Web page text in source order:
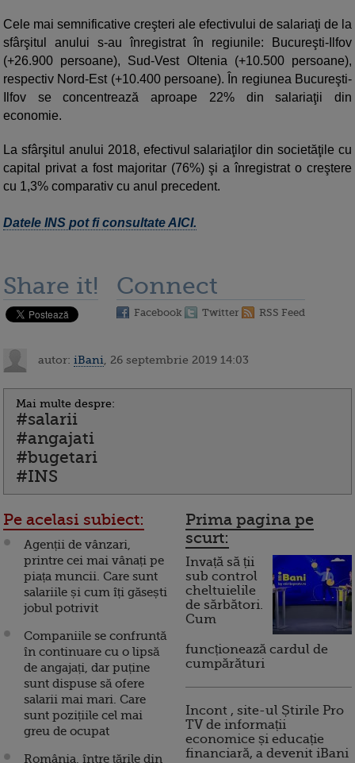
Cele mai semnificative creşteri ale efectivului de salariaţi de la
sfârşitul anului s-au înregistrat în regiunile: Bucureşti-Ilfov
(+26.900 persoane), Sud-Vest Oltenia (+10.500 persoane),
respectiv Nord-Est (+10.400 persoane). În regiunea Bucureşti-
Ilfov se concentrează aproape 22% din salariaţii din
economie.
La sfârşitul anului 2018, efectivul salariaţilor din societăţile cu
capital privat a fost majoritar (76%) şi a înregistrat o creştere
cu 1,3% comparativ cu anul precedent.
Datele INS pot fi consultate AICI.
Share it! Connect
Facebook Twitter RSS Feed
autor: iBani , 26 septembrie 2019 14:03
Mai multe despre:
#salarii
#angajati
#bugetari
#INS
Pe acelasi subiect:
Agenții de vânzari,
printre cei mai vânați pe
piața muncii. Care sunt
salariile și cum îți găsești
jobul potrivit
Companiile se confruntă
în continuare cu o lipsă
de angajați, dar puține
sunt dispuse să ofere
salarii mai mari. Care
sunt pozițiile cel mai
greu de ocupat
România, între țările din
Prima pagina pe
scurt:
Invață să ții
sub control
cheltuielile
de sărbători.
Cum
funcționează cardul de
cumpărături
Incont , site-ul Știrile Pro
TV de informații
economice și educație
financiară, a devenit iBani